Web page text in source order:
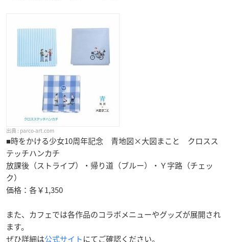
parco-art.com
■時をかける少女10周年記念 青地図×大図まこと クロスス
テッチハンカチ
放課後（ストライプ）・帰り道（ブルー）・Ｙ字路（チェッ
ク）
価格：各￥1,350
また、カフェでは各作品のコラボメニューやグッズが展開され
ます。
ぜひ詳細は公式サイトにてご確認ください。